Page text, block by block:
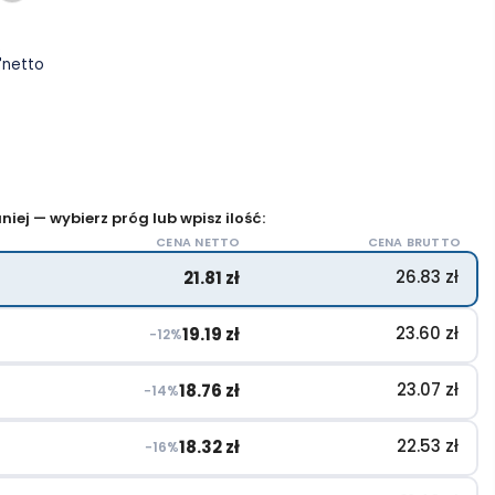
netto
— wybierz próg lub wpisz ilość:
CENA NETTO CENA BRUTTO
21.81 zł 26.83 zł
−12%19.19 zł 23.60 zł
−14%18.76 zł 23.07 zł
−16%18.32zł 22.53 zł